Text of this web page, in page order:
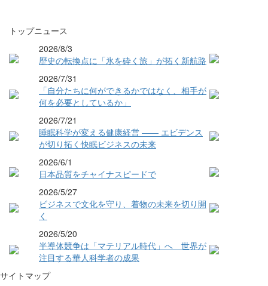
トップニュース
2026/8/3
歴史の転換点に「氷を砕く旅」が拓く新航路
2026/7/31
「自分たちに何ができるかではなく、相手が
何を必要としているか」
2026/7/21
睡眠科学が変える健康経営 ―― エビデンス
が切り拓く快眠ビジネスの未来
2026/6/1
日本品質をチャイナスピードで
2026/5/27
ビジネスで文化を守り、着物の未来を切り開
く
2026/5/20
半導体競争は「マテリアル時代」へ 世界が
注目する華人科学者の成果
サイトマップ